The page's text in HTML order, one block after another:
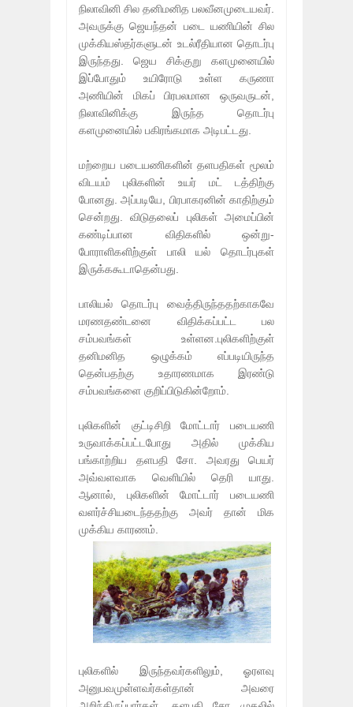
நிலாவினி சில தனிமனித பலவீனமுடையவர்.
அவருக்கு ஜெயந்தன் படை யணியின் சில
முக்கியஸ்தர்களுடன் உடல்ரீதியான தொடர்பு
இருந்தது. ஜெய சிக்குறு களமுனையில்
இப்போதும் உயிரோடு உள்ள கருணா
அணியின் மிகப் பிரபலமான ஒருவருடன்,
நிலாவினிக்கு இருந்த தொடர்பு
களமுனையில் பகிரங்கமாக அடிபட்டது.
மற்றைய படையணிகளின் தளபதிகள் மூலம்
விடயம் புலிகளின் உயர் மட் டத்திற்கு
போனது. அப்படியே, பிரபாகரனின் காதிற்கும்
சென்றது. விடுதலைப் புலிகள் அமைப்பின்
கண்டிப்பான விதிகளில் ஒன்று-
போராளிகளிற்குள் பாலி யல் தொடர்புகள்
இருக்ககூடாதென்பது.
பாலியல் தொடர்பு வைத்திருந்ததற்காகவே
மரணதண்டனை விதிக்கப்பட்ட பல
சம்பவங்கள் உள்ளன.புலிகளிற்குள்
தனிமனித ஒழுக்கம் எப்படியிருந்த
தென்பதற்கு உதாரணமாக இரண்டு
சம்பவங்களை குறிப்பிடுகின்றோம்.
புலிகளின் குட்டிசிறி மோட்டார் படையணி
உருவாக்கப்பட்டபோது அதில் முக்கிய
பங்காற்றிய தளபதி சோ. அவரது பெயர்
அவ்வளவாக வெளியில் தெரி யாது.
ஆனால், புலிகளின் மோட்டார் படையணி
வளர்ச்சியடைந்ததற்கு அவர் தான் மிக
முக்கிய காரணம்.
புலிகளில் இருந்தவர்களிலும், ஓரளவு
அனுபவமுள்ளவர்கள்தான் அவரை